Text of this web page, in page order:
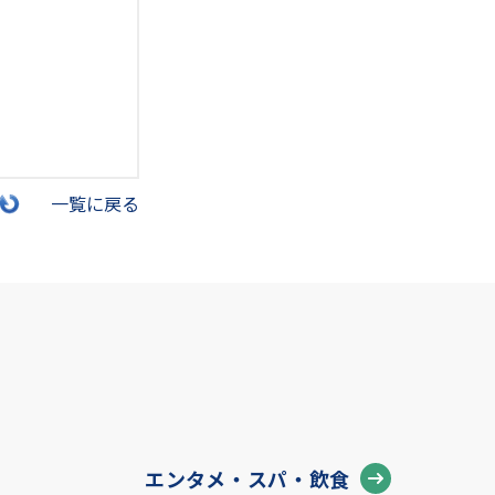
一覧に戻る
エンタメ・スパ・飲食